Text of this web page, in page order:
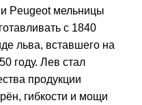
Peugeot мельницы
с 1840
льва, вставшего на
году. Лев стал
продукции
гибкости и мощи